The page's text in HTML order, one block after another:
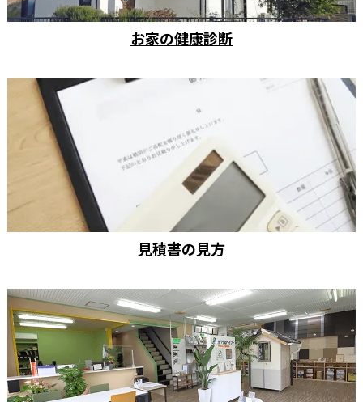
お家の健康診断
見積書の見方